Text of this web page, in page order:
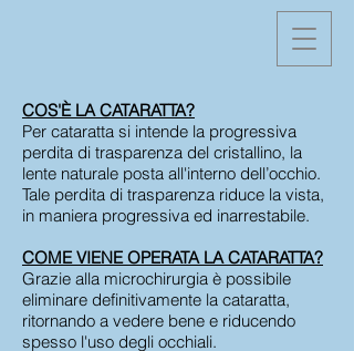
COS'È LA CATARATTA?
Per cataratta si intende la progressiva
perdita di trasparenza del cristallino, la
lente naturale posta all'interno dell’occhio.
Tale perdita di trasparenza riduce la vista,
in maniera progressiva ed inarrestabile.
COME VIENE OPERATA LA CATARATTA?
Grazie alla microchirurgia è possibile
eliminare definitivamente la cataratta,
ritornando a vedere bene e riducendo
spesso l'uso degli occhiali.